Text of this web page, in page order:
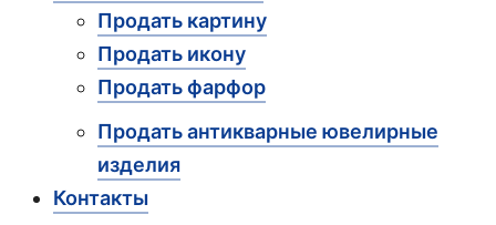
Продать картину
Продать икону
Продать фарфор
Продать антикварные ювелирные
изделия
Контакты